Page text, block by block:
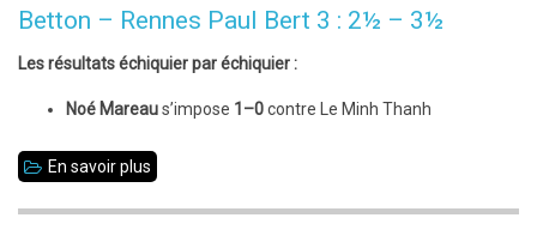
restantes
!
Betton – Rennes Paul Bert 3 : 2½ – 3½
Les résultats échiquier par échiquier :
Noé Mareaus’impose 1–0contre Le Minh Thanh
En savoir plus